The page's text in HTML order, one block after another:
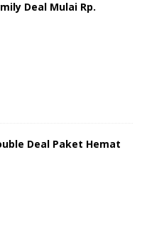
Deal Mulai Rp.
Deal Paket Hemat